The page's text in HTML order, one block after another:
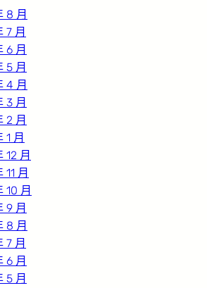
8 月
7 月
6 月
5 月
4 月
3 月
2 月
1 月
12 月
月
10 月
9 月
8 月
7 月
6 月
5 月